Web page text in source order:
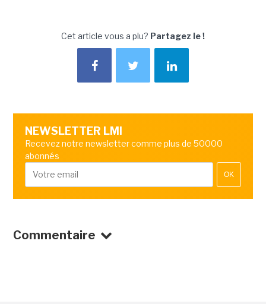
Cet article vous a plu? Partagez le !
NEWSLETTER LMI
Recevez notre newsletter comme plus de 50000
abonnés
OK
Commentaire